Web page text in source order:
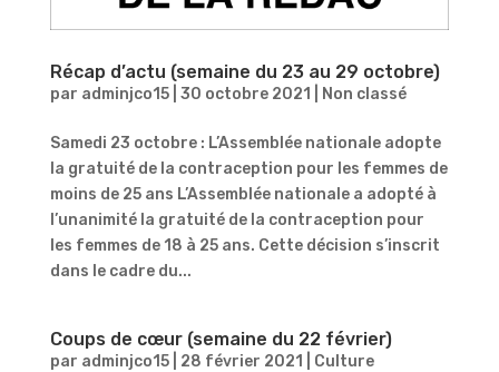
Récap d’actu (semaine du 23 au 29 octobre)
par adminjco15| 30 octobre 2021 Non classé
Samedi 23 octobre : L’Assemblée nationale adopte
la gratuité de la contraception pour les femmes de
moins de 25 ans L’Assemblée nationale a adopté à
l’unanimité la gratuité de la contraception pour
les femmes de 18 à 25 ans. Cette décision s’inscrit
dans le cadre du...
Coups de cœur (semaine du 22 février)
par adminjco15| 28 février 2021 Culture